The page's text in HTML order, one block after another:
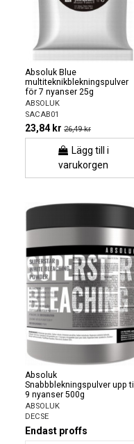
Absoluk Blue
multiteknikblekningspulver
för 7 nyanser 25g
ABSOLUK
SACAB01
23,84 kr 26,49 kr
Lägg till i
varukorgen
Absoluk
Snabbblekningspulver upp till
9 nyanser 500g
ABSOLUK
DECSE
Endast proffs